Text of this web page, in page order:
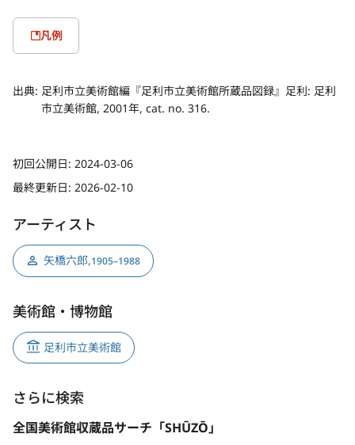
凡例
出典: 足利市立美術館編『足利市立美術館所蔵品図録』足利: 足利
市立美術館, 2001年, cat. no. 316.
初回公開日: 2024-03-06
最終更新日: 2026-02-10
アーティスト
矢橋六郎,1905–1988
美術館・博物館
足利市立美術館
さらに検索
全国美術館収蔵品サーチ「SHŪZŌ」